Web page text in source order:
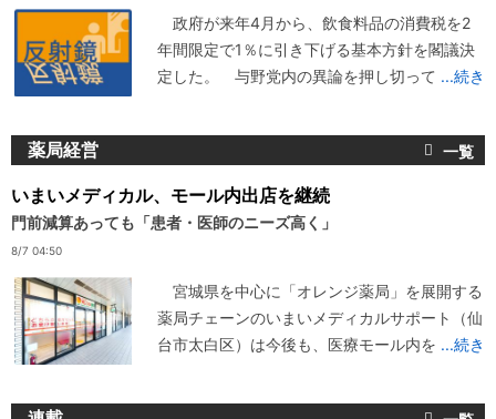
政府が来年4月から、飲食料品の消費税を2
年間限定で1％に引き下げる基本方針を閣議決
定した。 与野党内の異論を押し切って ...続き
薬局経営
いまいメディカル、モール内出店を継続
門前減算あっても「患者・医師のニーズ高く」
8/7 04:50
宮城県を中心に「オレンジ薬局」を展開する
薬局チェーンのいまいメディカルサポート（仙
台市太白区）は今後も、医療モール内を ...続き